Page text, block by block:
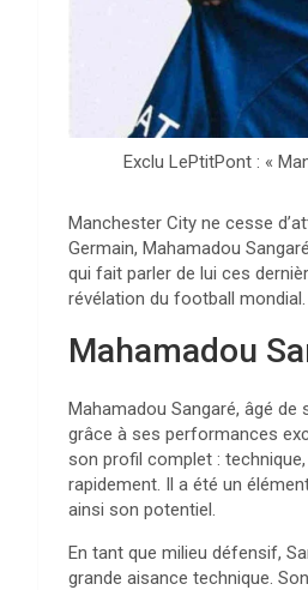
Exclu LePtitPont : «
Manchester City ne cesse
Germain, Mahamadou
qui fait parler de lui ces
révélation du football mondial.
Mahamadou
Mahamadou Sangaré, âgé
grâce à ses performances
son profil complet :
rapidement. Il a été un
ainsi son potentiel.
En tant que milieu défensif,
grande aisance technique.